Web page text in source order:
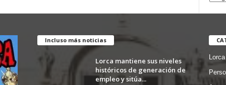
Incluso más noticias
Lorca mantiene sus niveles
históricos de generación de
empleo y sitúa...
Lorca